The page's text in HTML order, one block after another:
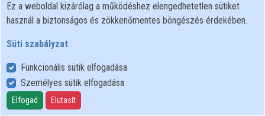
konferencia keretein belül hangzott el.
Felhasználói szabályzat
Adatkezelési tájékoztató
Süti szabályzat
Ez a weboldal kizárólag a működéshez elengedhetetlen sütiket
használ a biztonságos és zökkenőmentes böngészés érdekében.
Süti szabályzat
Funkcionális sütik elfogadása
Személyes sütik elfogadása
Elfogad Elutasít